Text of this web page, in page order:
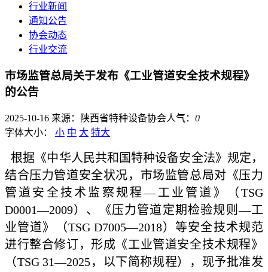
行业新闻
通知公告
协会动态
行业交流
市场监管总局关于发布《工业管道安全技术规程》
的公告
2025-10-16 来源：陕西省特种设备协会人气： 0
字体大小： 小 中 大 特大
根据《中华人民共和国特种设备安全法》规定，
结合压力管道安全状况，市场监管总局对《压力
管道安全技术监察规程—工业管道》（TSG
D0001—2009）、《压力管道定期检验规则—工
业管道》（TSG D7005—2018）等安全技术规范
进行整合修订，形成《工业管道安全技术规程》
（TSG 31—2025，以下简称规程），现予批准发